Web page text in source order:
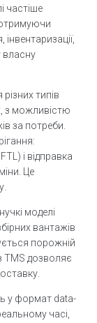
частіше
власну
типів
з можливістю
за потреби.
і відправка
Це
моделі
вантажів
порожній
TMS дозволяє
у формат data-
часі,